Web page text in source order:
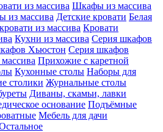
из массива Шкафы из массива
из массива Детские кровати Белая
из массива Кровати
Кухни из массива Серия шкафов
Хьюстон Серия шкафов
Прихожие с каретной
Кухонные столы Наборы для
столики Журнальные столы
Диваны, скамьи, лавки
основание Подъёмные
Мебель для дачи